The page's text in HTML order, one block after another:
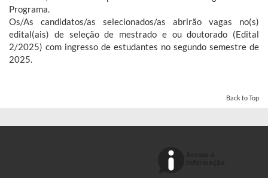
Programa.
Os/As candidatos/as selecionados/as abrirão vagas no(s)
edital(ais) de seleção de mestrado e ou doutorado (Edital
2/2025) com ingresso de estudantes no segundo semestre de
2025.
Back to Top